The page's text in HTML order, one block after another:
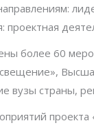
проектная
более 60
вузы страны,